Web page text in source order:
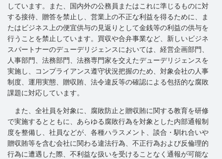
しています。また、国内外の公務員またはこれに準じるものに対
する接待、贈答を禁止し、営業上の不正な利益を得るために、ま
たはビジネス上の便宜供与の見返りとして金銭等の利益の供与を
行うことを禁止しています。買収や合弁事業など、新しいビジネ
スパートナーのデューデリジェンスにおいては、経営企画部門、
人事部門、法務部門、法務専門家を交えたデューデリジェンスを
実施し、コンプライアンス遵守状況把握のため、対象会社の人事
制度、運用実態、贈収賄、法令違反等の確認による包括的な腐敗
課題に対応しています。
また、全社員を対象に、腐敗防止と贈収賄に関する教育を研修
で実施するとともに、あらゆる腐敗行為を対象とした内部通報制
度を整備し、社員などが、各種ハラスメント、談合・馴れ合いや
贈収賄等を含む会社に関わる違法行為、不正行為および反倫理的
行為に遭遇した際、不利益な扱いを受けることなく通報が可能な